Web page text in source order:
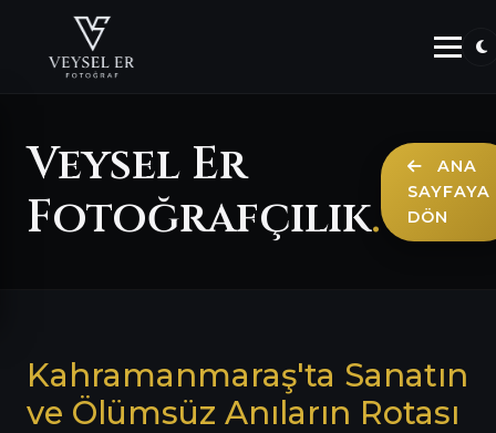
Veysel Er
Fotoğrafçılık.
ANA
SAYFAYA
DÖN
Kahramanmaraş'ta Sanatın
ve Ölümsüz Anıların Rotası